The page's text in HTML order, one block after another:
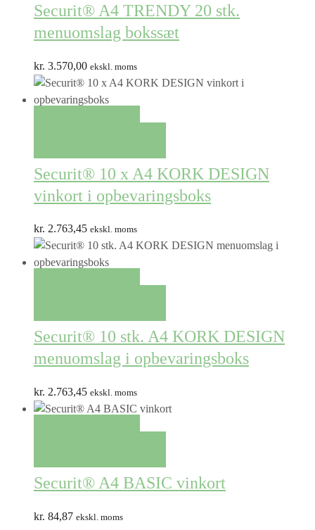
Securit® A4 TRENDY 20 stk.
menuomslag bokssæt
kr. 3.570,00 ekskl. moms
Securit® 10 x A4 KORK DESIGN
vinkort i opbevaringsboks
kr. 2.763,45 ekskl. moms
Securit® 10 stk. A4 KORK DESIGN
menuomslag i opbevaringsboks
kr. 2.763,45 ekskl. moms
Securit® A4 BASIC vinkort
kr. 84,87 ekskl. moms